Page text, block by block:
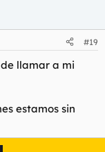
#19
llamar a mi
estamos sin